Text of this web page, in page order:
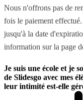
Nous n'offrons pas de
fois le paiement
jusqu'à la date
information sur la page
Je suis une école et je
de Slidesgo avec mes
leur intimité est-elle